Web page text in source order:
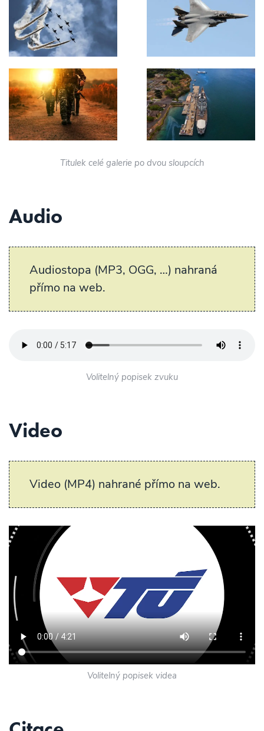
Titulek celé galerie po dvou sloupcích
Audio
Audiostopa (MP3, OGG, …) nahraná
přímo na web.
Volitelný popisek zvuku
Video
Video (MP4) nahrané přímo na web.
Volitelný popisek videa